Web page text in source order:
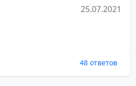
25.07.2021
48 ответов